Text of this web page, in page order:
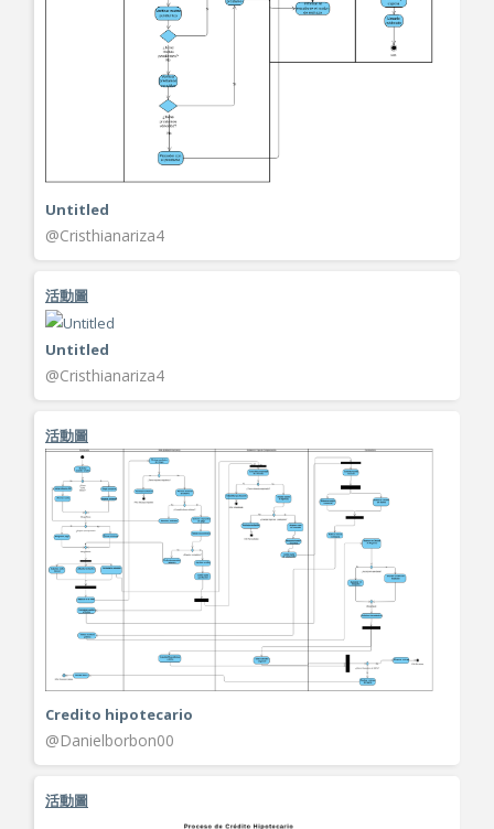
Untitled
@Cristhianariza4
活動圖
Untitled
@Cristhianariza4
活動圖
Credito hipotecario
@Danielborbon00
活動圖